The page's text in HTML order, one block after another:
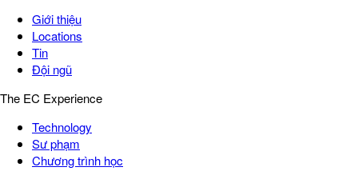
Giới thiệu
Locations
Tin
Đội ngũ
The EC Experience
Technology
Sư phạm
Chương trình học